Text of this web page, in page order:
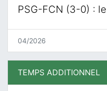
PSG-FCN (3-0) :
04/2026
TEMPS ADDITIONNEL